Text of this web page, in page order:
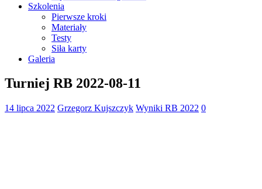
Szkolenia
Pierwsze kroki
Materiały
Testy
Siła karty
Galeria
Turniej RB 2022-08-11
14 lipca 2022 Grzegorz Kujszczyk Wyniki RB 2022 0